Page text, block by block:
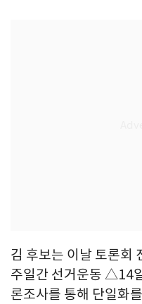
김 후보는 이날 토론회
주일간 선거운동 △14
론조사를 통해 단일화